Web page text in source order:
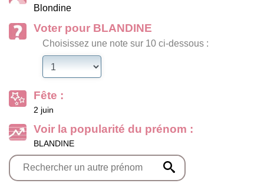
Blondine
Voter pour BLANDINE
Choisissez une note sur 10 ci-dessous :
Fête :
2 juin
Voir la popularité du prénom :
BLANDINE